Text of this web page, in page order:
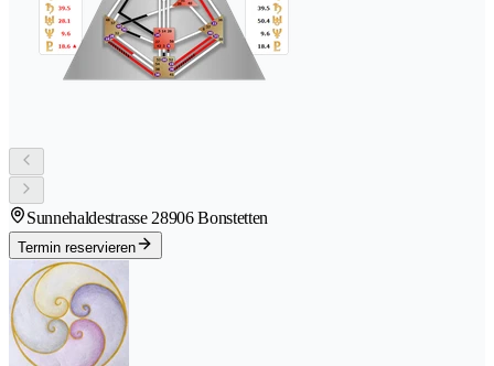
Sunnehaldestrasse 28906 Bonstetten
Termin reservieren